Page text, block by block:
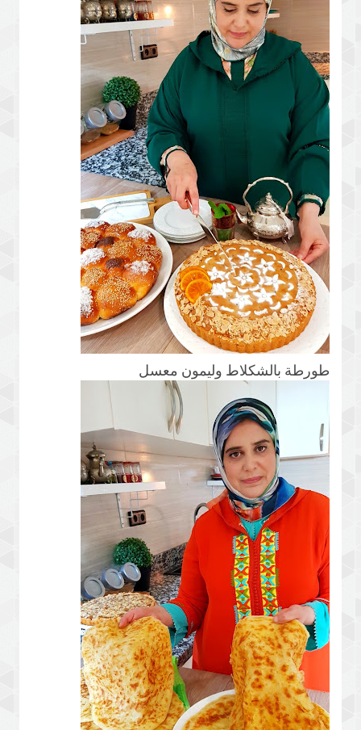
طورطة بالشكلاط وليمون معسل